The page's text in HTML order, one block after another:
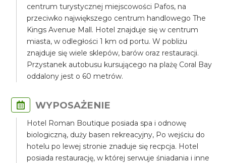
centrum turystycznej miejscowości Pafos, na
przeciwko największego centrum handlowego The
Kings Avenue Mall. Hotel znajduje się w centrum
miasta, w odległości 1 km od portu. W pobliżu
znajduje się wiele sklepów, barów oraz restauracji.
Przystanek autobusu kursującego na plażę Coral Bay
oddalony jest o 60 metrów.
WYPOSAŻENIE
Hotel Roman Boutique posiada spa i odnowę
biologiczną, duży basen rekreacyjny, Po wejściu do
hotelu po lewej stronie znaduje się recpcja. Hotel
posiada restaurację, w której serwuje śniadania i inne